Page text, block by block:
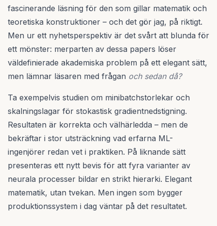
fascinerande läsning för den som gillar matematik och
teoretiska konstruktioner – och det gör jag, på riktigt.
Men ur ett nyhetsperspektiv är det svårt att blunda för
ett mönster: merparten av dessa papers löser
väldefinierade akademiska problem på ett elegant sätt,
men lämnar läsaren med frågan och sedan då?
Ta exempelvis studien om minibatchstorlekar och
skalningslagar för stokastisk gradientnedstigning.
Resultaten är korrekta och välhärledda – men de
bekräftar i stor utsträckning vad erfarna ML-
ingenjörer redan vet i praktiken. På liknande sätt
presenteras ett nytt bevis för att fyra varianter av
neurala processer bildar en strikt hierarki. Elegant
matematik, utan tvekan. Men ingen som bygger
produktionssystem i dag väntar på det resultatet.